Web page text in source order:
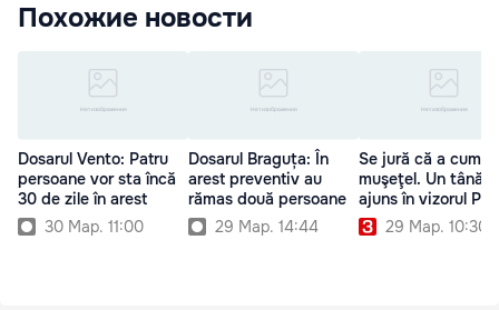
Похожие новости
Dosarul Vento: Patru
persoane vor sta încă
30 de zile în arest
30 Мар. 11:00
Dosarul Braguța: În
arest preventiv au
rămas două persoane
29 Мар. 14:44
Se jură că a
muşeţel. Un tânăr
ajuns în vizorul
29 Мар. 10:30